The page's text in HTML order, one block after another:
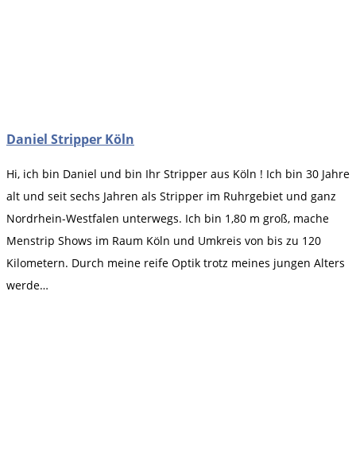
Daniel Stripper Köln
Hi, ich bin Daniel und bin Ihr Stripper aus Köln ! Ich bin 30 Jahre
alt und seit sechs Jahren als Stripper im Ruhrgebiet und ganz
Nordrhein-Westfalen unterwegs. Ich bin 1,80 m groß, mache
Menstrip Shows im Raum Köln und Umkreis von bis zu 120
Kilometern. Durch meine reife Optik trotz meines jungen Alters
werde…